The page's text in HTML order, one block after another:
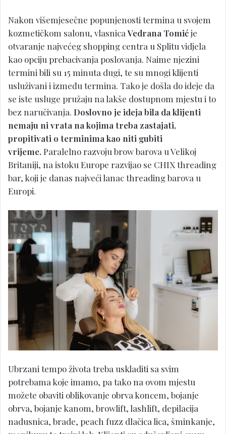
Nakon višemjesečne popunjenosti termina u svojem
kozmetičkom salonu, vlasnicaVedrana Tomićje
otvaranje najvećeg shopping centra u Splitu vidjela
kao opciju prebacivanja poslovanja. Naime njezini
termini bili su 15 minuta dugi, te su mnogi klijenti
usluživani i između termina. Tako je došla do ideje da
se iste usluge pružaju na lakše dostupnom mjestu i to
bez naručivanja. Doslovno je ideja bila da klijenti
nemaju ni vrata na kojima treba zastajati,
propitivati o terminima kao niti gubiti
vrijeme.Paralelno razvoju brow barova u Velikoj
Britaniji, na istoku Europe razvijao se CHIX threading
bar, koji je danas najveći lanac threading barova u
Europi.
Ubrzani tempo života treba uskladiti sa svim
potrebama koje imamo, pa tako na ovom mjestu
možete obaviti oblikovanje obrva koncem, bojanje
obrva, bojanje kanom, browlift, lashlift, depilacija
nadusnica, brade, peach fuzz dlačica lica, šminkanje,